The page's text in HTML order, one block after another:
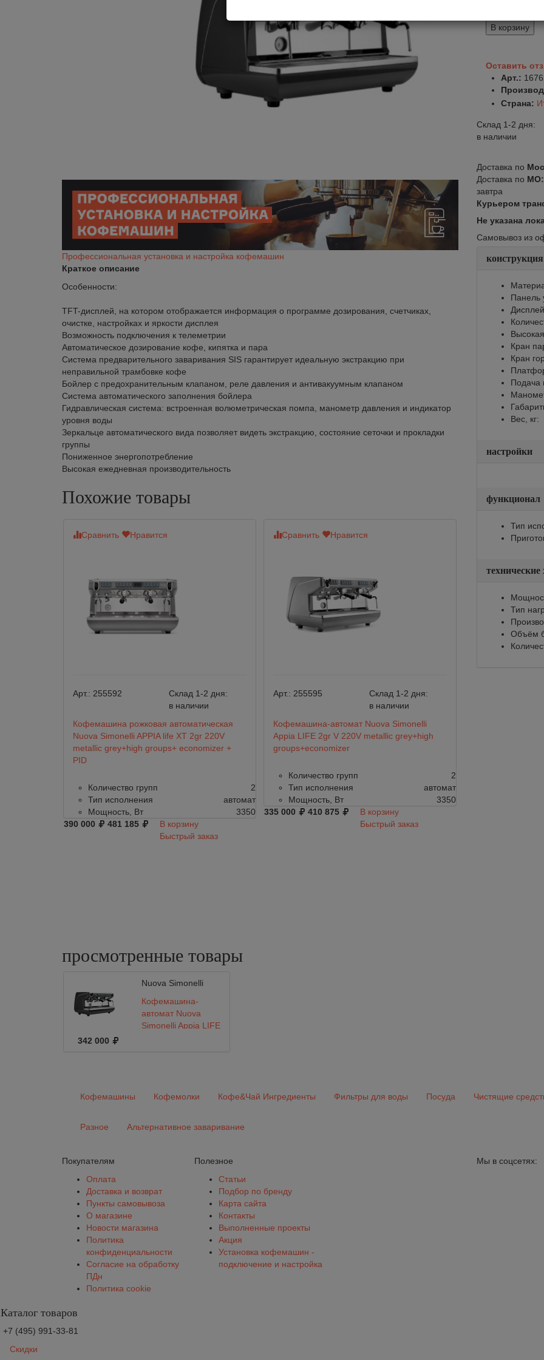
Профессиональная установка и настройка кофемашин
Краткое описание
Особенности:
TFT-дисплей, на котором отображается информация о программе дозирования, счетчиках,
очистке, настройках и яркости дисплея
Возможность подключения к телеметрии
Автоматическое дозирование кофе, кипятка и пара
Система предварительного заваривания SIS гарантирует идеальную экстракцию при
неправильной трамбовке кофе
Бойлер с предохранительным клапаном, реле давления и антивакуумным клапаном
Система автоматического заполнения бойлера
Гидравлическая система: встроенная волюметрическая помпа, манометр давления и индикатор
уровня воды
Зеркальце автоматического вида позволяет видеть экстракцию, состояние сеточки и прокладки
группы
Пониженное энергопотребление
Высокая ежедневная производительность
Похожие товары
Сравнить Нравится
Арт.: 255592
Склад 1-2 дня:
в наличии
Кофемашина рожковая автоматическая
Nuova Simonelli APPIA life XT 2gr 220V
metallic grey+high groups+ economizer +
PID
Количество групп
2
Тип исполнения
автомат
Мощность, Вт
3350
390 000
481 185
В корзину
Быстрый заказ
Сравнить Нравится
Арт.: 255595
Склад 1-2 дня:
в наличии
Кофемашина-автомат Nuova Simonelli
Appia LIFE 2gr V 220V metallic grey+high
groups+economizer
Количество групп
2
Тип исполнения
автомат
Мощность, Вт
3350
335 000
410 875
В корзину
Быстрый заказ
Сравнить
В корзину
Оставить
Арт.:
Страна:
Склад 1-2 дня:
в наличии
Доставка по
Доставка по МО:
завтра
Курьером
Не указана
Самовывоз из
конструкция
Панель
Дисплей
Кран
Кран
Подача
Вес, кг:
настройки
функционал
Тип
Тип
Объём
просмотренные товары
Nuova Simonelli
Кофемашина-
автомат Nuova
Simonelli Appia LIFE
342 000
Кофемашины Кофемолки Кофе&Чай Ингредиенты Фильтры для воды Посуда Чистящие
Разное Альтернативное заваривание
Покупателям
Оплата
Доставка и возврат
Пункты самовывоза
О магазине
Новости магазина
Политика
конфиденциальности
Согласие на обработку
ПДн
Политика cookie
Полезное
Статьи
Подбор по бренду
Карта сайта
Контакты
Выполненные проекты
Акция
Установка кофемашин -
подключение и настройка
Мы в соцсетях:
Каталог товаров
+7 (495) 991-33-81
Скидки